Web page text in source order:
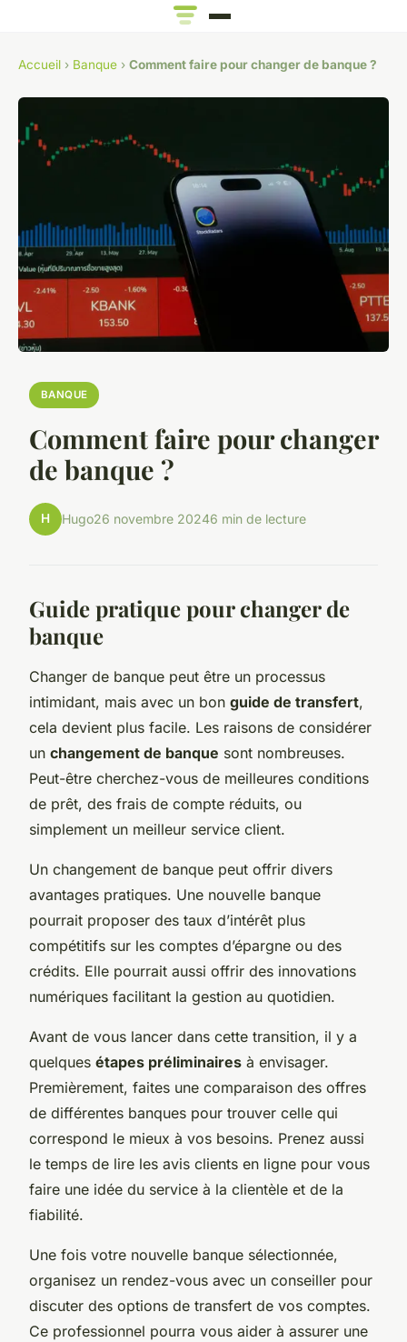
Accueil › Banque › Comment faire pour changer de banque ?
BANQUE
Comment faire pour changer
de banque ?
H Hugo26 novembre 20246 min de lecture
Guide pratique pour changer de
banque
Changer de banque peut être un processus
intimidant, mais avec un bon guide de transfert,
cela devient plus facile. Les raisons de considérer
un changement de banque sont nombreuses.
Peut-être cherchez-vous de meilleures conditions
de prêt, des frais de compte réduits, ou
simplement un meilleur service client.
Un changement de banque peut offrir divers
avantages pratiques. Une nouvelle banque
pourrait proposer des taux d’intérêt plus
compétitifs sur les comptes d’épargne ou des
crédits. Elle pourrait aussi offrir des innovations
numériques facilitant la gestion au quotidien.
Avant de vous lancer dans cette transition, il y a
quelques étapes préliminaires à envisager.
Premièrement, faites une comparaison des offres
de différentes banques pour trouver celle qui
correspond le mieux à vos besoins. Prenez aussi
le temps de lire les avis clients en ligne pour vous
faire une idée du service à la clientèle et de la
fiabilité.
Une fois votre nouvelle banque sélectionnée,
organisez un rendez-vous avec un conseiller pour
discuter des options de transfert de vos comptes.
Ce professionnel pourra vous aider à assurer une